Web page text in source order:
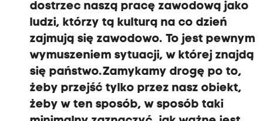
dostrzec naszą pracę zawodową jako
ludzi, którzy tą kulturą na co dzień
zajmują się zawodowo. To jest pewnym
wymuszeniem sytuacji, w której znajdą
się państwo. Zamykamy drogę po to,
żeby przejść tylko przez nasz obiekt,
żeby w ten sposób, w sposób taki